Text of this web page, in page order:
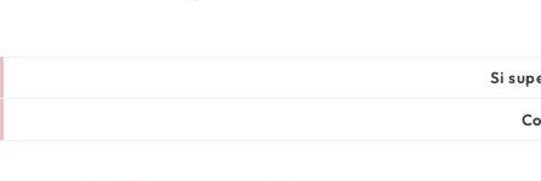
Si